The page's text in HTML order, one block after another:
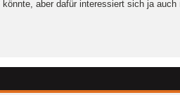
aber dafür interessiert sich ja